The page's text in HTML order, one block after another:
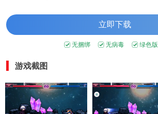
立即下载
无捆绑 无病毒 绿色版
游戏截图